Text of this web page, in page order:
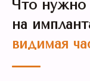
Что нужно
на
видимая